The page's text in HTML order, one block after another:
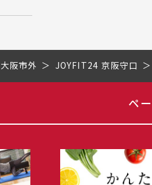
大阪市外 JOYFIT24 京阪守口
ペ